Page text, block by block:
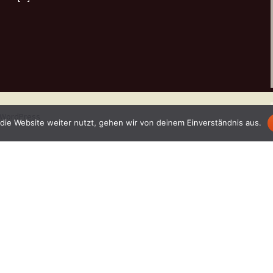
Website weiter nutzt, gehen wir von deinem Einverständnis aus.